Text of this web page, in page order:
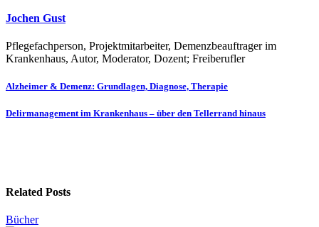
Jochen Gust
Pflegefachperson, Projektmitarbeiter, Demenzbeauftrager im
Krankenhaus, Autor, Moderator, Dozent; Freiberufler
Beitragsnavigation
Alzheimer & Demenz: Grundlagen, Diagnose, Therapie
Delirmanagement im Krankenhaus – über den Tellerrand hinaus
Related Posts
Bücher